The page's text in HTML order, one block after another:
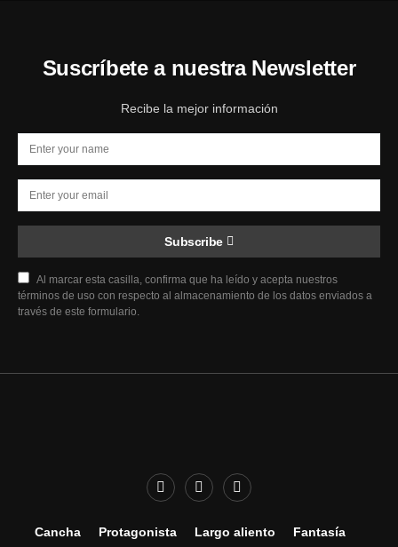
Suscríbete a nuestra Newsletter
Recibe la mejor información
Subscribe
Al marcar esta casilla, confirma que ha leído y acepta nuestros
términos de uso con respecto al almacenamiento de los datos enviados a
través de este formulario.
Cancha Protagonista Largo aliento Fantasía